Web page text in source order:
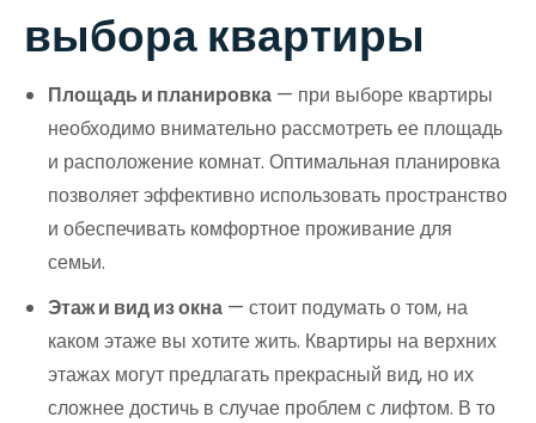
выбора квартиры
Площадь и планировка — при выборе квартиры
необходимо внимательно рассмотреть ее площадь
и расположение комнат. Оптимальная планировка
позволяет эффективно использовать пространство
и обеспечивать комфортное проживание для
семьи.
Этаж и вид из окна — стоит подумать о том, на
каком этаже вы хотите жить. Квартиры на верхних
этажах могут предлагать прекрасный вид, но их
сложнее достичь в случае проблем с лифтом. В то